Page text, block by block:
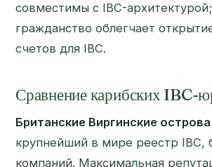
совместимы с IBC-
гражданство облегчает
счетов для IBC.
Сравнение карибских IBC-
Британские Виргинские острова
крупнейший в мире реестр IBC,
компаний. Максимальная